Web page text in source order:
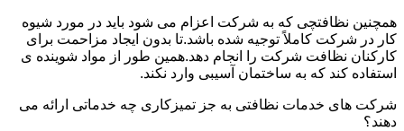
همچنین نظافتچی که به شرکت اعزام می شود باید در مورد شیوه
کار در شرکت کاملاً توجیه شده باشد.تا بدون ایجاد مزاحمت برای
کارکنان نظافت شرکت را انجام دهد.همین طور از مواد شوینده ی
استفاده کند که به ساختمان آسیبی وارد نکند.
شرکت های خدمات نظافتی به جز تمیزکاری چه خدماتی ارائه می
دهند؟